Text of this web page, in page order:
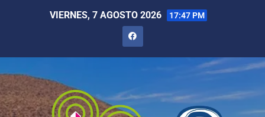
VIERNES, 7 AGOSTO 2026 17:47 PM